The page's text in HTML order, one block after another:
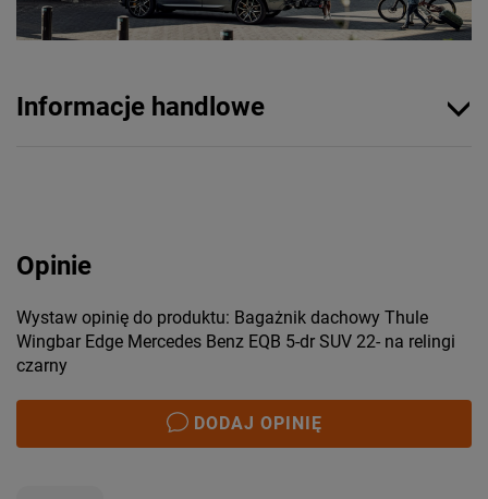
Informacje handlowe
Opinie
Wystaw opinię do produktu: Bagażnik dachowy Thule
Wingbar Edge Mercedes Benz EQB 5-dr SUV 22- na relingi
czarny
DODAJ OPINIĘ